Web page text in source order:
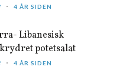
4 ÅR SIDEN
Libanesisk
potetsalat
4 ÅR SIDEN